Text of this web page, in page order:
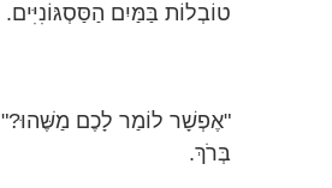
טוֹבְלוֹת בַּמַּיִם הַסַּסְגּוֹנִיִּים.
"אֶפְשָׁר לוֹמַר לָכֶם מַשֶּׁהוּ?"
בְּרֹךְ.